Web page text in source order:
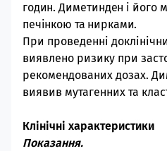
годин.Диметинден і його
печінкою та нирками.
При проведенні
виявлено ризику при
рекомендованих дозах.
виявив мутагенних та
Клінічні характеристики
Показання.